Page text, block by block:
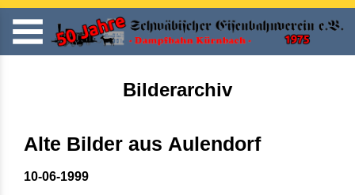
Bilderarchiv
Alte Bilder aus Aulendorf
10-06-1999